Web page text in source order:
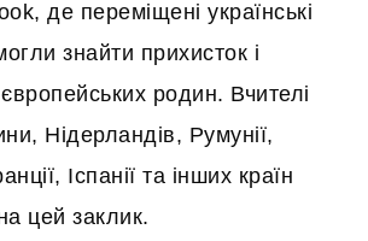
де переміщені українські
знайти прихисток і
родин. Вчителі
Нідерландів, Румунії,
Іспанії та інших країн
цей заклик.